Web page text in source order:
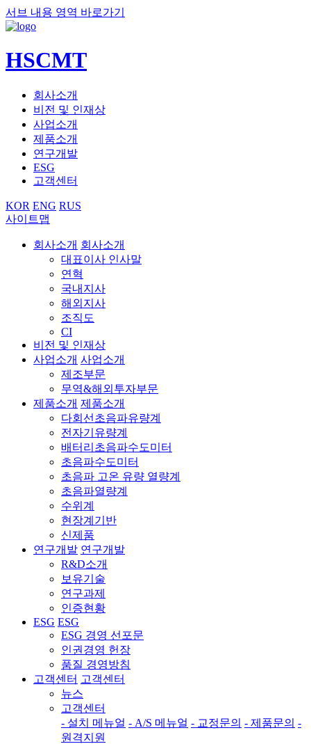
서브 내용 영역 바로가기
HSCMT
회사소개
비전 및 인재상
사업소개
제품소개
연구개발
ESG
고객센터
KOR ENG RUS
사이트맵
회사소개 회사소개
대표이사 인사말
연혁
국내지사
해외지사
조직도
CI
비전 및 인재상
사업소개 사업소개
제조부문
무역&해외투자부문
제품소개 제품소개
다회선초음파유량계
전자기유량계
배터리초음파수도미터
초음파수도미터
초음파 고온 유량 열량계
초음파열량계
수위계
현장계기반
신제품
연구개발 연구개발
R&D소개
보유기술
연구과제
인증현황
ESG ESG
ESG 경영 선포문
인권경영 헌장
품질 경영방침
고객센터 고객센터
뉴스
고객센터
- 설치 메뉴얼 - A/S 메뉴얼 - 교정문의 - 제품문의 -
원격지원